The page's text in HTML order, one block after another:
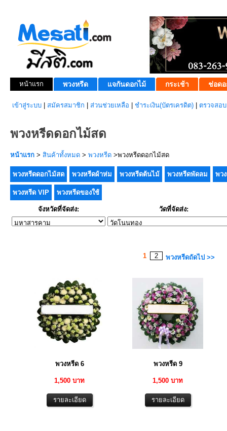
หน้าแรก พวงหรีด แจกันดอกไม้ กระเช้า ช่อดอ
เข้าสู่ระบบ สมัครสมาชิก ส่วนช่วยเหลือ ชำระเงิน(บัตรเครดิต) ตรวจสอ
พวงหรีดดอกไม้สด
หน้าแรก > สินค้าทั้งหมด > พวงหรีด >พวงหรีดดอกไม้สด
พวงหรีดดอกไม้สด พวงหรีดผ้าห่ม พวงหรีดต้นไม้ พวงหรีดพัดลม พว
พวงหรีด VIP พวงหรีดของใช้
จังหวัดที่จัดส่ง: วัดที่จัดส่ง:
1 2 พวงหรีดถัดไป >>
พวงหรีด 6
1,500 บาท
พวงหรีด 9
1,500 บาท